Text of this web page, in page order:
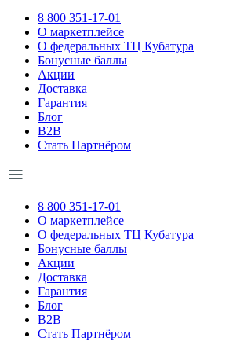
8 800 351-17-01
О маркетплейсе
О федеральных ТЦ Кубатура
Бонусные баллы
Акции
Доставка
Гарантия
Блог
B2B
Стать Партнёром
8 800 351-17-01
О маркетплейсе
О федеральных ТЦ Кубатура
Бонусные баллы
Акции
Доставка
Гарантия
Блог
B2B
Стать Партнёром